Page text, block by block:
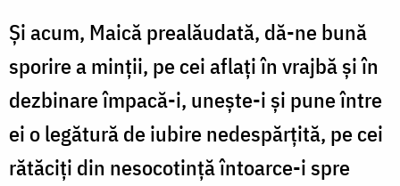
Şi acum, Maică prealăudată, dă-ne bună
sporire a minţii, pe cei aflaţi în vrajbă şi în
dezbinare împacă-i, uneşte-i şi pune între
ei o legătură de iubire nedespărţită, pe cei
rătăciţi din nesocotinţă întoarce-i spre